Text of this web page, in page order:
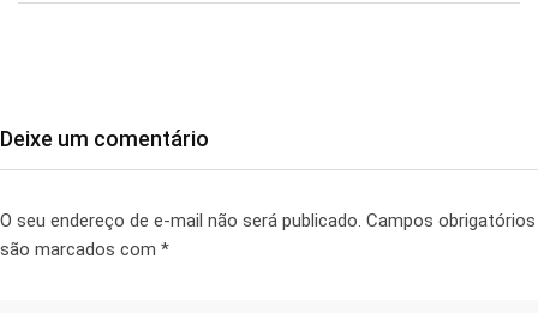
Deixe um comentário
O seu endereço de e-mail não será publicado. Campos obrigatórios
são marcados com *